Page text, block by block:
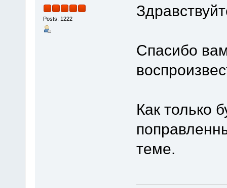
Posts: 1222
Спасибо
Как только
теме.